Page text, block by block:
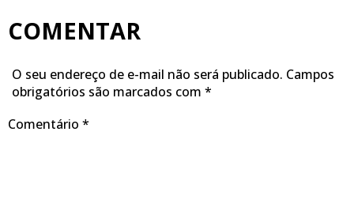
COMENTAR
O seu endereço de e-mail não será publicado. Campos
obrigatórios são marcados com *
Comentário *